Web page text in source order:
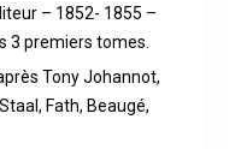
– 1852- 1855 –
3 premiers tomes.
Tony Johannot,
Fath, Beaugé,